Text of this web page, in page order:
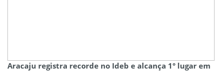
Aracaju registra recorde no Ideb e alcança 1° lugar em